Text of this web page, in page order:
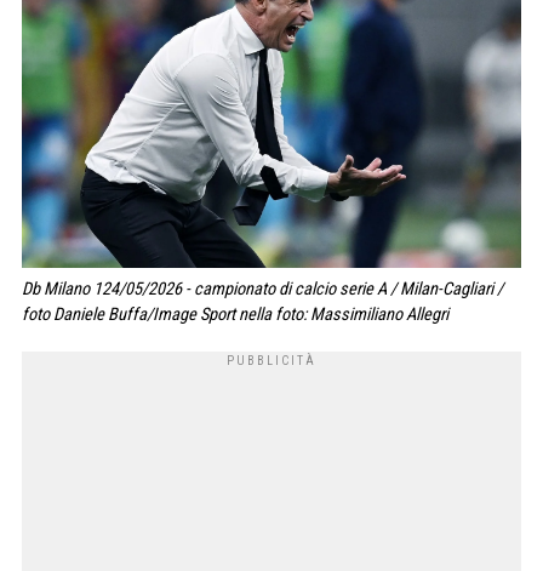
Db Milano 124/05/2026 - campionato di calcio serie A / Milan-Cagliari /
foto Daniele Buffa/Image Sport nella foto: Massimiliano Allegri